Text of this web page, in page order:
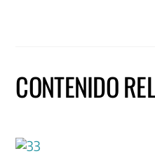
CONTENIDO